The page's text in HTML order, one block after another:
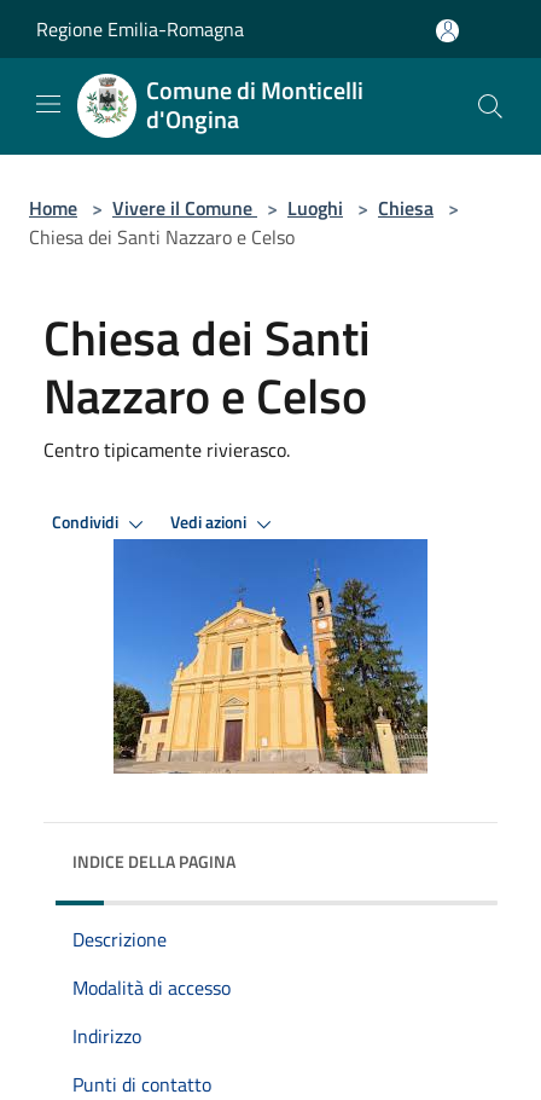
Regione Emilia-Romagna
Comune di Monticelli
d'Ongina
Home > Vivere il Comune > Luoghi > Chiesa >
Chiesa dei Santi Nazzaro e Celso
Chiesa dei Santi
Nazzaro e Celso
Centro tipicamente rivierasco.
Condividi Vedi azioni
INDICE DELLA PAGINA
Descrizione
Modalità di accesso
Indirizzo
Punti di contatto